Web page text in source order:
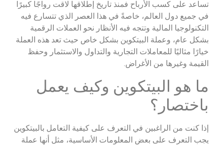
تساعد على كسب الأرباح فمنذ تاريخ إطلاقها لاقت رواجًا كبيرًا
في جميع دول العالم، خاصةً في هذا العصر الذي تتسارع فيه
التكنولوجيا المالية وتتجه فيه الأنظار نحو العملات الرقمية
بشكل عام، وعملة البيتكوين بشكل خاص حيث تعد هذه العملة
خيارًا مثاليًا للمعاملات التجارية والتداول والاستثمار وحفظ
القيمة وغيرها من الأغراض.
ما هو البيتكوين وكيف يعمل
باختصار؟
إذا كنت من الراغبين في التعرف على كيفية التعامل بالبيتكوين
يجب التعرف على بعض المعلومات الأساسية، مثل أنها عملة